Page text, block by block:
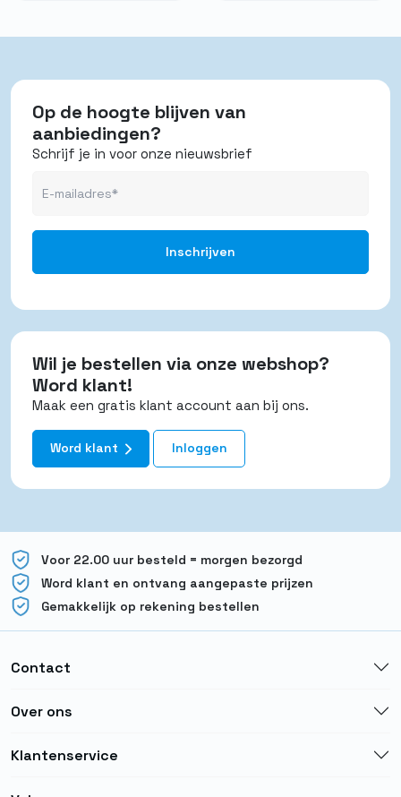
Op de hoogte blijven van
aanbiedingen?
Schrijf je in voor onze nieuwsbrief
Wil je bestellen via onze webshop?
Word klant!
Maak een gratis klant account aan bij ons.
Word klant Inloggen
Voor 22.00 uur besteld = morgen bezorgd
Word klant en ontvang aangepaste prijzen
Gemakkelijk op rekening bestellen
Contact
Over ons
Klantenservice